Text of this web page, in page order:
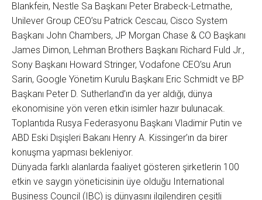
Blankfein, Nestle Sa Başkanı Peter Brabeck-Letmathe,
Unilever Group CEO’su Patrick Cescau, Cisco System
Başkanı John Chambers, JP Morgan Chase & CO Başkanı
James Dimon, Lehman Brothers Başkanı Richard Fuld Jr.,
Sony Başkanı Howard Stringer, Vodafone CEO’su Arun
Sarin, Google Yönetim Kurulu Başkanı Eric Schmidt ve BP
Başkanı Peter D. Sutherland’ın da yer aldığı, dünya
ekonomisine yön veren etkin isimler hazır bulunacak.
Toplantıda Rusya Federasyonu Başkanı Vladimir Putin ve
ABD Eski Dışişleri Bakanı Henry A. Kissinger’ın da birer
konuşma yapması bekleniyor.
Dünyada farklı alanlarda faaliyet gösteren şirketlerin 100
etkin ve saygın yöneticisinin üye olduğu International
Business Council (IBC) iş dünyasını ilgilendiren çeşitli